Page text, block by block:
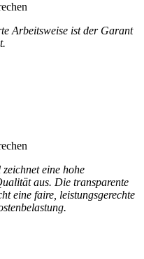
Arbeitsweise ist der Garant
eine hohe
aus. Die transparente
eine faire, leistungsgerechte